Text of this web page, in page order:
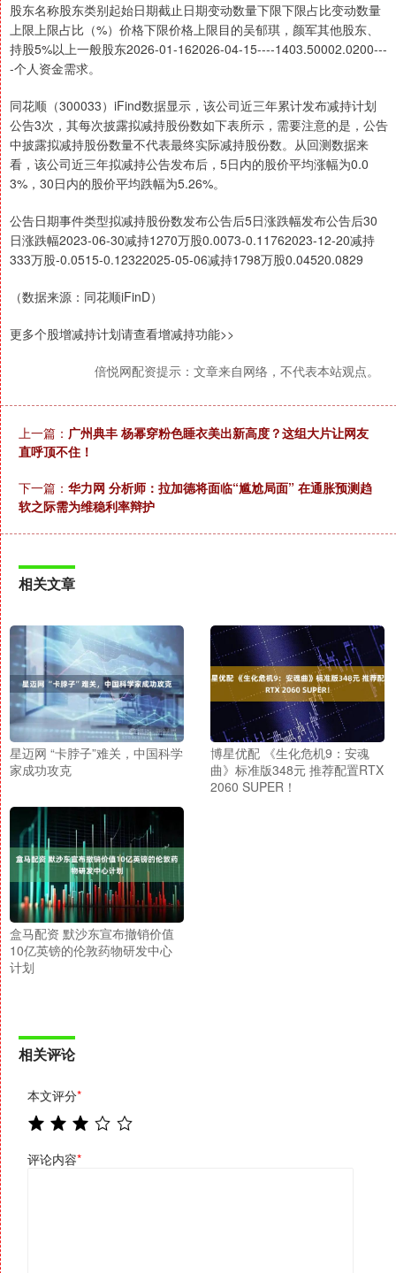
股东名称股东类别起始日期截止日期变动数量下限下限占比变动数量
上限上限占比（%）价格下限价格上限目的吴郁琪，颜军其他股东、
持股5%以上一般股东2026-01-162026-04-15----1403.50002.0200---
-个人资金需求。
同花顺（300033）iFind数据显示，该公司近三年累计发布减持计划
公告3次，其每次披露拟减持股份数如下表所示，需要注意的是，公告
中披露拟减持股份数量不代表最终实际减持股份数。从回测数据来
看，该公司近三年拟减持公告发布后，5日内的股价平均涨幅为0.0
3%，30日内的股价平均跌幅为5.26%。
公告日期事件类型拟减持股份数发布公告后5日涨跌幅发布公告后30
日涨跌幅2023-06-30减持1270万股0.0073-0.11762023-12-20减持
333万股-0.0515-0.12322025-05-06减持1798万股0.04520.0829
（数据来源：同花顺iFinD）
更多个股增减持计划请查看增减持功能>>
倍悦网配资提示：文章来自网络，不代表本站观点。
上一篇： 广州典丰 杨幂穿粉色睡衣美出新高度？这组大片让网友
直呼顶不住！
下一篇： 华力网 分析师：拉加德将面临“尴尬局面” 在通胀预测趋
软之际需为维稳利率辩护
相关文章
星迈网 “卡脖子”难关，中国科学
家成功攻克
博星优配 《生化危机9：安魂
曲》标准版348元 推荐配置RTX
2060 SUPER！
盒马配资 默沙东宣布撤销价值
10亿英镑的伦敦药物研发中心
计划
相关评论
本文评分*
评论内容*